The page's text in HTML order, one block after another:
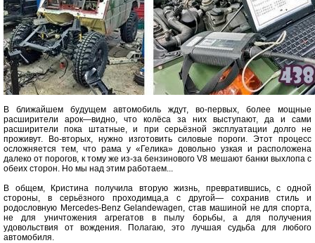
В ближайшем будущем автомобиль ждут, во-первых, более мощные
расширители арок—видно, что колёса за них выступают, да и сами
расширители пока штатные, и при серьёзной эксплуатации долго не
проживут. Во-вторых, нужно изготовить силовые пороги. Этот процесс
осложняется тем, что рама у «Гелика» довольно узкая и расположена
далеко от порогов, к тому же из-за бензинового V8 мешают банки выхлопа с
обеих сторон. Но мы над этим работаем...
В общем, Кристина получила вторую жизнь, превратившись, с одной
стороны, в серьёзного проходимца,а с другой— сохранив стиль и
родословную Mercedes-Benz Gelandewagen, став машиной не для спорта,
не для уничтожения агрегатов в пылу борьбы, а для получения
удовольствия от вождения. Полагаю, это лучшая судьба для любого
автомобиля.